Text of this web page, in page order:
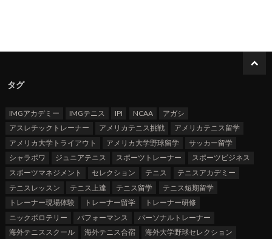
タグ
IMGアカデミー IMGテニス IPI NCAA
アガシ
アスレチックトレーナー
アメリカテニス挑戦
アメリカテニス留学
アメリカ大学トライアウト
アメリカ大学野球留学
サッカー留学
シャラポワ
ジュニアテニス スポーツトレーナー
スポーツビジネス
スポーツマネジメント
セレクション テニス
テニスアカデミー
テニスレッスン
テニス上達 テニス留学
テニス短期留学
トレーナー現場体験
トレーナー留学
トレーナー研修
ニックボロテリー
パフォーマンス
パーソナルトレーナー
海外テニススクール
海外テニス合宿
海外大学野球セレクション